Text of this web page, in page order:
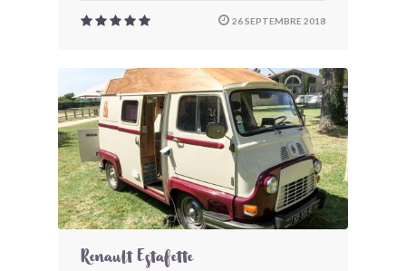
26 SEPTEMBRE 2018
Renault Estafette